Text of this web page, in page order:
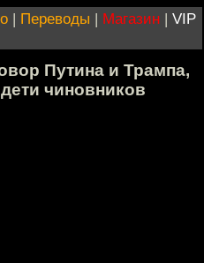
| Переводы | Магазин | VIP
Путина и Трампа,
чиновников